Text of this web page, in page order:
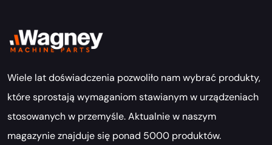
Wiele lat doświadczenia pozwoliło nam wybrać produkty,
które sprostają wymaganiom stawianym w urządzeniach
stosowanych w przemyśle. Aktualnie w naszym
magazynie znajduje się ponad 5000 produktów.